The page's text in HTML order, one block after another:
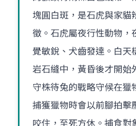
塊圓白斑，是石虎與家貓
徵。石虎屬夜行性動物，
覺敏銳、犬齒發達。白天
岩石縫中，黃昏後才開始
守株待兔的戰略守候在獵
捕獲獵物時會以前腳拍擊
咬住，至死方休。捕食對